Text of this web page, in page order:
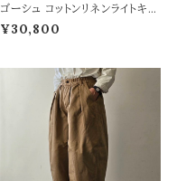
ゴーシュ コットンリネンライトキャ
ンバスプルオーバー
¥30,800